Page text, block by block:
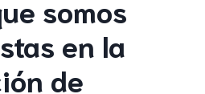
somos
en la
de